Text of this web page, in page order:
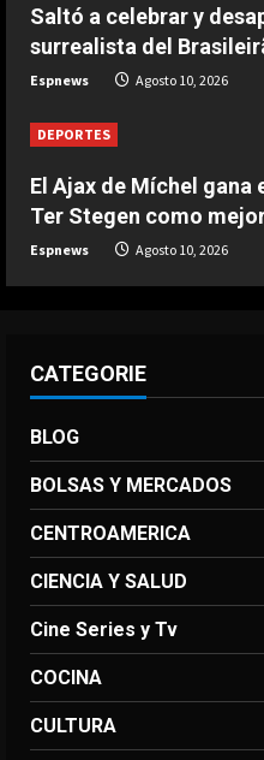
4
2-0: El
Vinicius
Agosto 10,
gran
golazo
Agosto 10,
Saltó a celebrar y
surrealista del
Espnews Agosto 10, 2026
DEPORTES
El Ajax de Míchel gana
Ter Stegen como
Espnews Agosto 10, 2026
CATEGORIE
BLOG
BOLSAS Y MERCADOS
CENTROAMERICA
CIENCIA Y SALUD
Cine Series y Tv
COCINA
CULTURA